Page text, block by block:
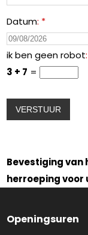
Datum: *
ik ben geen robot
3 + 7 =
Bevestiging van
herroeping voor
Openingsuren